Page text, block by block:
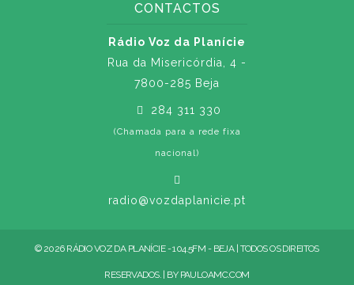
CONTACTOS
Rádio Voz da Planície
Rua da Misericórdia, 4 -
7800-285 Beja
284 311 330
(Chamada para a rede fixa
nacional)
radio@vozdaplanicie.pt
© 2026 RÁDIO VOZ DA PLANÍCIE - 104.5FM - BEJA | TODOS OS DIREITOS
RESERVADOS. | BY PAULOAMC.COM